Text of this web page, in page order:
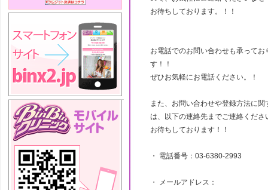
お待ちしております。！！
お電話でのお問い合わせも承ってお
す！！
ぜひお気軽にお電話ください。！
また、お問い合わせや登録方法に関
は、以下の連絡先までご連絡くださ
お待ちしております！！
・ 電話番号：03-6380-2993
・ メールアドレス：